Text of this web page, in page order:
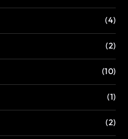
(4)
(2)
(10)
(1)
(2)